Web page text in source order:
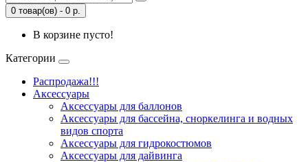
0 товар(ов) - 0 р.
В корзине пусто!
Категории
Распродажа!!!
Аксессуары
Аксессуары для баллонов
Аксессуары для бассейна, сноркелинга и водных
видов спорта
Аксессуары для гидрокостюмов
Аксессуары для дайвинга